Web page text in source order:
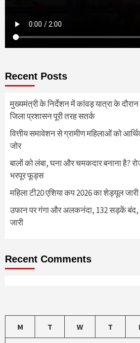
Recent Posts
मुख्यमंत्री के निर्देशन में कांवड़ यात्रा के
जिला प्रशासन पूरी तरह सतर्क
वित्तीय समावेशन से ग्रामीण महिलाओं को
जोर
बालों को लंबा, घना और चमकदार बनाना है?
भरपूर फूड्स
महिला टी20 एशिया कप 2026 का शेड्यूल जारी
उफान पर गंगा और अलकनंदा, 132 सड़कें बंद,
जारी
Recent Comments
M T W T